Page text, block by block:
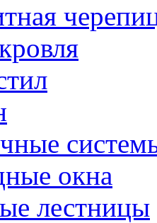
окна
лестницы